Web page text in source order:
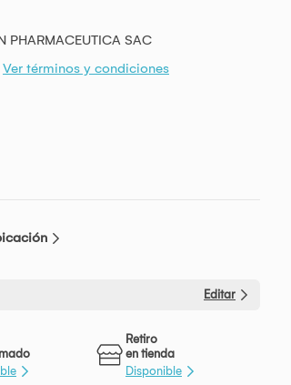
PHARMACEUTICA SAC
Ver términos y condiciones
Editar
Retiro
en tienda
Disponible